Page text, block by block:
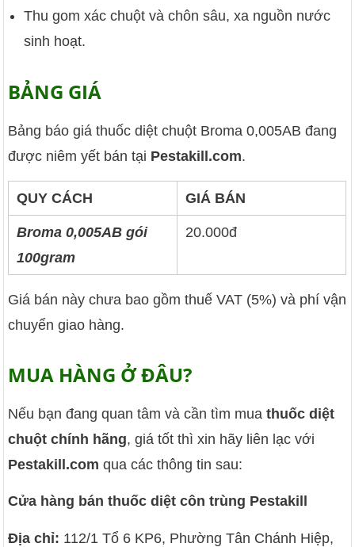
Thu gom xác chuột và chôn sâu, xa nguồn nước
sinh hoạt.
BẢNG GIÁ
Bảng báo giá thuốc diệt chuột Broma 0,005AB đang
được niêm yết bán tại Pestakill.com.
QUY CÁCH GIÁ BÁN
Broma 0,005AB gói
100gram
20.000đ
Giá bán này chưa bao gồm thuế VAT (5%) và phí vận
chuyển giao hàng.
MUA HÀNG Ở ĐÂU?
Nếu bạn đang quan tâm và cần tìm muathuốc diệt
chuột chính hãng, giá tốt thì xin hãy liên lạc với
Pestakill.com qua các thông tin sau:
Cửa hàng bán thuốc diệt côn trùng Pestakill
Địa chỉ: 112/1 Tổ 6 KP6, Phường Tân Chánh Hiệp,